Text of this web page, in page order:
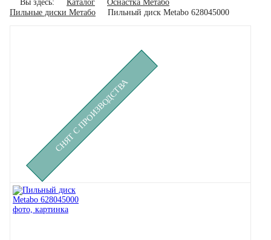
Вы здесь: Каталог
Оснастка Метабо
Пильные диски Метабо
Пильный диск Metabo 628045000
СНЯТ С ПРОИЗВОДСТВА